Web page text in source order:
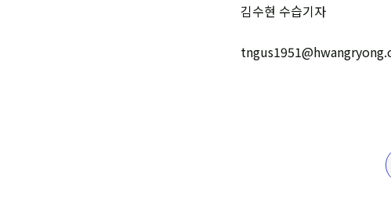
김수현 수습기자